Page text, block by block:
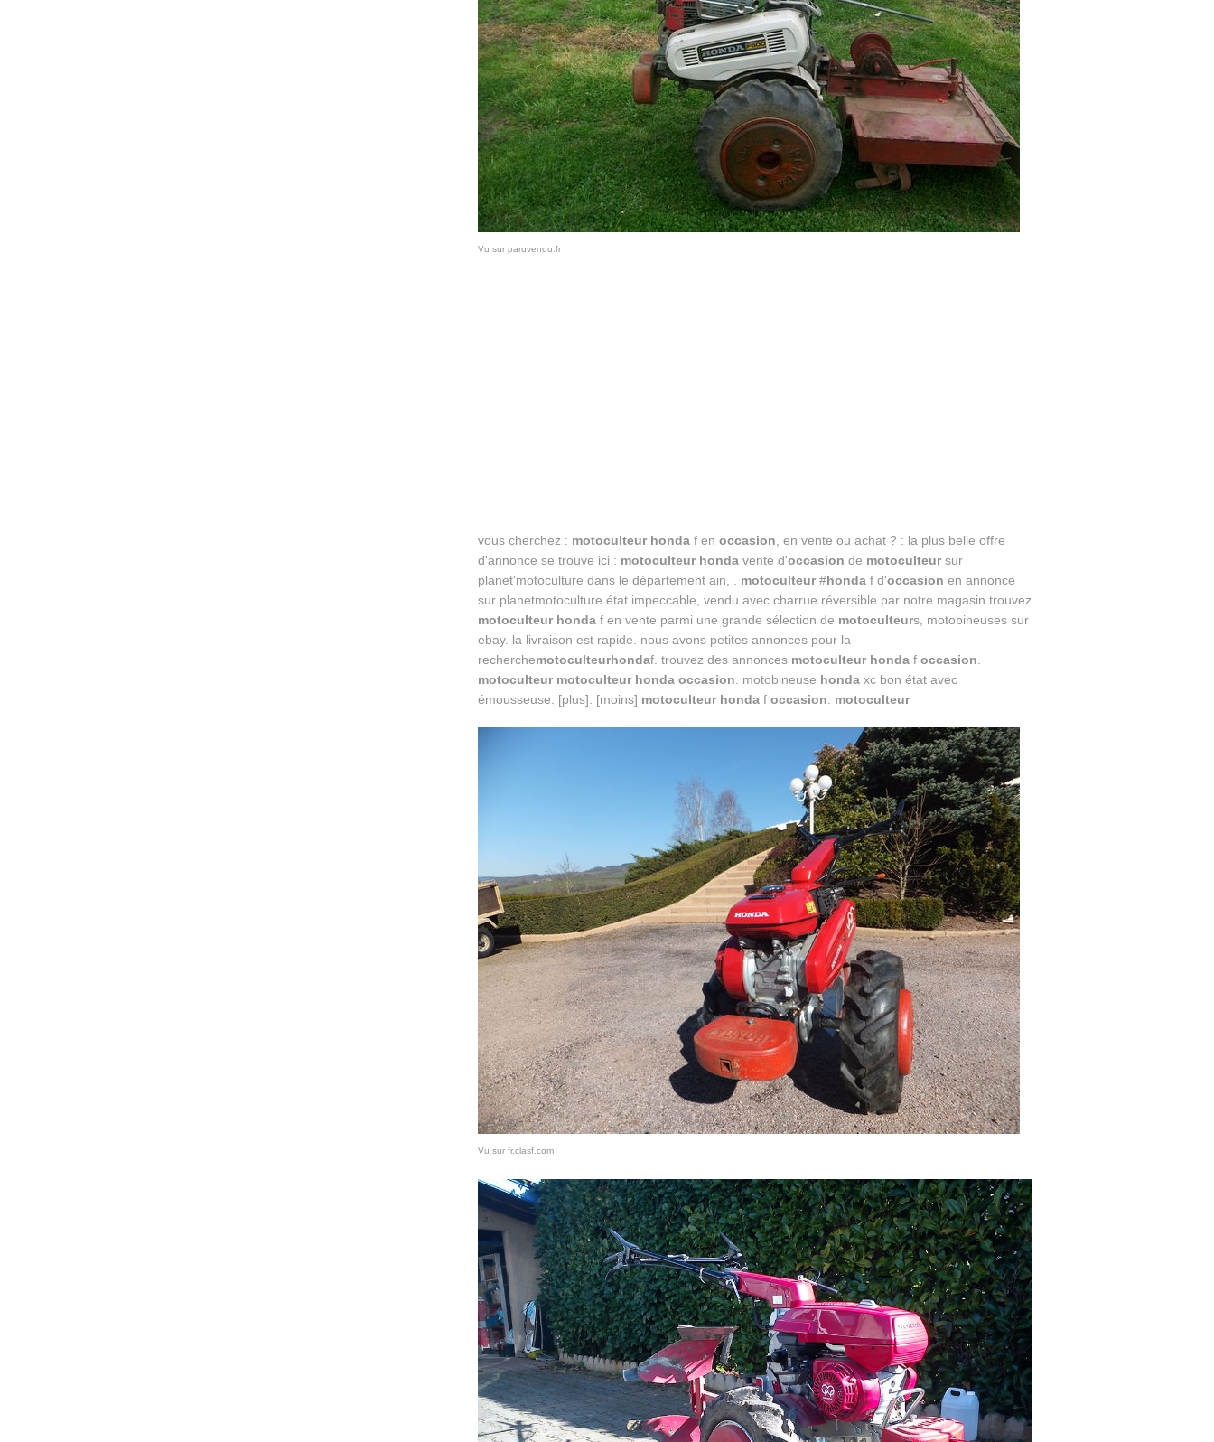
Vu sur paruvendu.fr
vous cherchez : motoculteur hondaf en occasion, en vente ou achat ? : la plus belle offre
d'annonce se trouve ici : motoculteur hondavente d'occasion de motoculteursur
planet'motoculture dans le département ain, . motoculteur#hondaf d'occasion en annonce
sur planetmotoculture état impeccable, vendu avec charrue réversible par notre magasin trouvez
motoculteur hondaf en vente parmi une grande sélection de motoculteurs, motobineuses sur
ebay. la livraison est rapide. nous avons petites annonces pour la
recherchemotoculteurhondaf. trouvez des annonces motoculteur hondaf occasion.
motoculteur motoculteur honda occasion. motobineuse hondaxc bon état avec
émousseuse. [plus]. [moins] motoculteur hondaf occasion. motoculteur
Vu sur fr.clasf.com